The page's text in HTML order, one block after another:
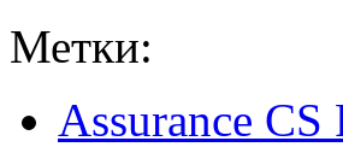
Метки:
Assurance